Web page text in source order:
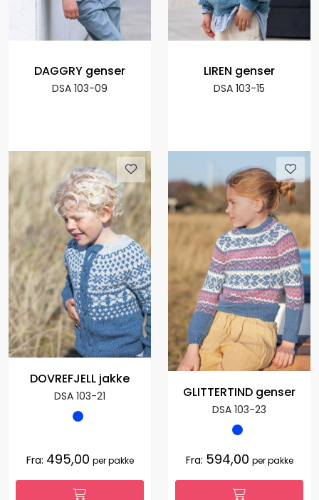
DAGGRY genser
DSA 103-09
LIREN genser
DSA 103-15
DOVREFJELL jakke
DSA 103-21
Fra: 495,00 per pakke
GLITTERTIND genser
DSA 103-23
Fra: 594,00 per pakke